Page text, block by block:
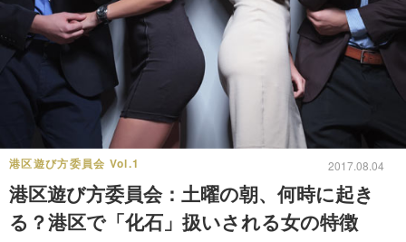
港区遊び方委員会 Vol.1 2017.08.04
港区遊び方委員会：土曜の朝、何時に起き
る？港区で「化石」扱いされる女の特徴